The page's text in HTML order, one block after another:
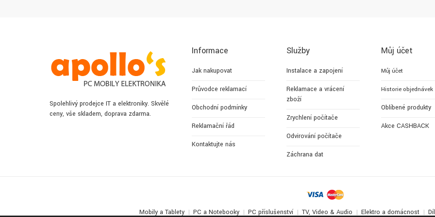
Spolehlivý prodejce IT a elektroniky. Skvělé
ceny, vše skladem, doprava zdarma.
Informace
Jak nakupovat
Průvodce reklamací
Obchodní podmínky
Reklamační řád
Kontaktujte nás
Služby
Instalace a zapojení
Reklamace a vrácení
zboží
Zrychlení počítače
Odvirování počítače
Záchrana dat
Můj účet
Můj účet
Historie objednávek
Oblíbené produkty
Akce CASHBACK
Mobily a Tablety PC a Notebooky PC příslušenství TV, Video & Audio Elektro a domácnost